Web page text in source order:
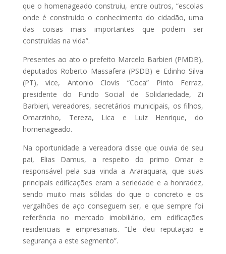
que o homenageado construiu, entre outros, “escolas
onde é construído o conhecimento do cidadão, uma
das coisas mais importantes que podem ser
construídas na vida”.
Presentes ao ato o prefeito Marcelo Barbieri (PMDB),
deputados Roberto Massafera (PSDB) e Edinho Silva
(PT), vice, Antonio Clovis “Coca” Pinto Ferraz,
presidente do Fundo Social de Solidariedade, Zi
Barbieri, vereadores, secretários municipais, os filhos,
Omarzinho, Tereza, Lica e Luiz Henrique, do
homenageado.
Na oportunidade a vereadora disse que ouvia de seu
pai, Elias Damus, a respeito do primo Omar e
responsável pela sua vinda a Araraquara, que suas
principais edificações eram a seriedade e a honradez,
sendo muito mais sólidas do que o concreto e os
vergalhões de aço conseguem ser, e que sempre foi
referência no mercado imobiliário, em edificações
residenciais e empresariais. “Ele deu reputação e
segurança a este segmento”.